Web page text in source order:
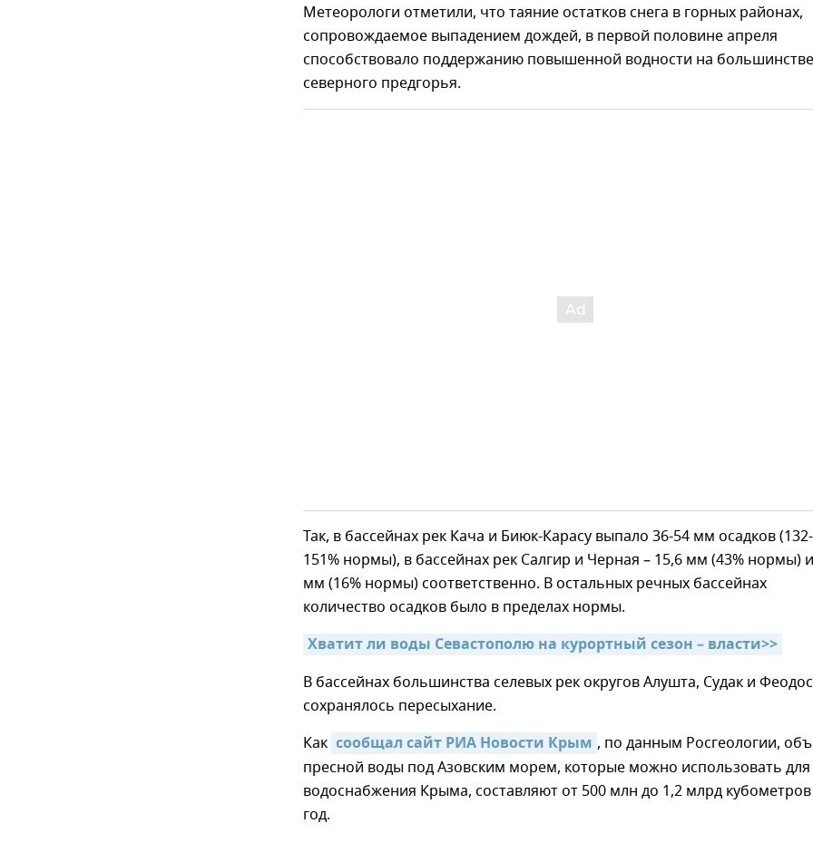
Метеорологи отметили, что таяние остатков снега в горных районах,
сопровождаемое выпадением дождей, в первой половине апреля
способствовало поддержанию повышенной водности на
северного предгорья.
Так, в бассейнах рек Кача и Биюк-Карасу выпало 36-54 мм осадков (132-
151% нормы), в бассейнах рек Салгир и Черная – 15,6 мм (43% нормы)
мм (16% нормы) соответственно. В остальных речных бассейнах
количество осадков было в пределах нормы.
Хватит ли воды Севастополю на курортный сезон – власти>>
В бассейнах большинства селевых рек округов Алушта, Судак и
сохранялось пересыхание.
Как сообщал сайт РИА Новости Крым , по данным Росгеологии,
пресной воды под Азовским морем, которые можно использовать для
водоснабжения Крыма, составляют от 500 млн до 1,2 млрд
год.